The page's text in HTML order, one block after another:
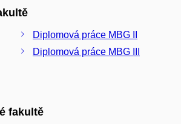
Diplomová práce MBG II
Diplomová práce MBG III
fakultě